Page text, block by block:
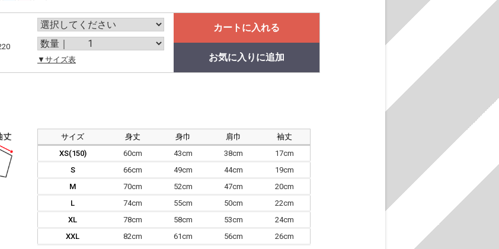
▼サイズ表
カートに入れる
お気に入りに追加
サイズ 身丈 身巾 肩巾
袖丈
XS(150)
60cm 43cm 38cm
17cm
S
66cm 49cm 44cm
19cm
M
70cm 52cm 47cm
20cm
L
74cm 55cm 50cm
22cm
XL
78cm 58cm 53cm
24cm
XXL
82cm 61cm 56cm 26cm